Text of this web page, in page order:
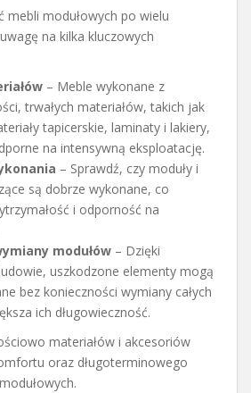
mebli modułowych po wielu
na kilka kluczowych
– Meble wykonane z
trwałych materiałów, takich jak
tapicerskie, laminaty i lakiery,
na intensywną eksploatację.
– Sprawdź, czy moduły i
są dobrze wykonane, co
i odporność na
modułów – Dzięki
uszkodzone elementy mogą
bez konieczności wymiany całych
ich długowieczność.
materiałów i akcesoriów
oraz długoterminowego